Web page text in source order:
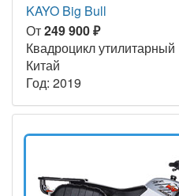
KAYO Big Bull
От249 900 ₽
Квадроцикл утилитарный
Китай
Год: 2019